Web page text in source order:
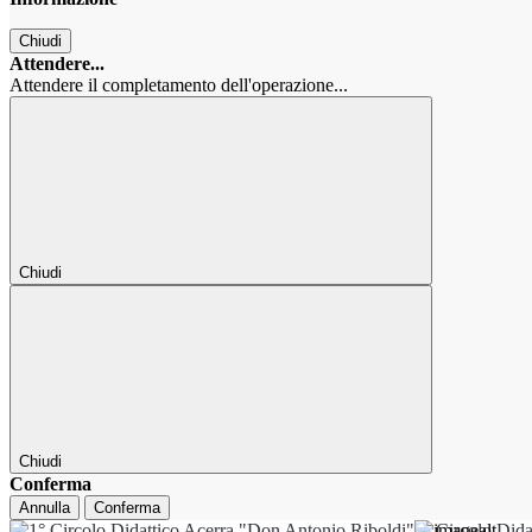
Chiudi
Attendere...
Attendere il completamento dell'operazione...
Chiudi
Chiudi
Conferma
Annulla Conferma